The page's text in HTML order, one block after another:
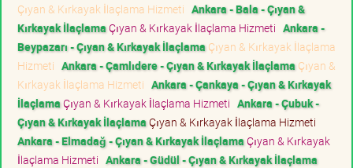
Çıyan & Kırkayak İlaçlama Hizmeti Ankara - Bala - Çıyan &
Kırkayak İlaçlamaÇıyan & Kırkayak İlaçlama Hizmeti Ankara -
Beypazarı - Çıyan & Kırkayak İlaçlama Çıyan & Kırkayak İlaçlama
Hizmeti Ankara - Çamlıdere - Çıyan & Kırkayak İlaçlama Çıyan &
Kırkayak İlaçlama Hizmeti Ankara - Çankaya - Çıyan & Kırkayak
İlaçlamaÇıyan & Kırkayak İlaçlama Hizmeti Ankara - Çubuk -
Çıyan & Kırkayak İlaçlamaÇıyan & Kırkayak İlaçlama Hizmeti
Ankara - Elmadağ - Çıyan & Kırkayak İlaçlamaÇıyan & Kırkayak
İlaçlama Hizmeti Ankara - Güdül - Çıyan & Kırkayak İlaçlama